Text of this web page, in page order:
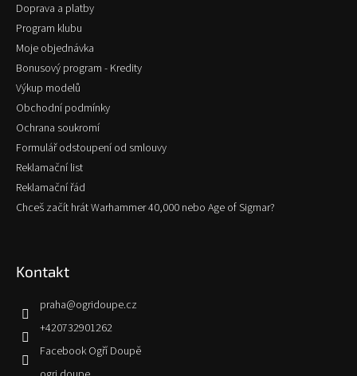
Doprava a platby
Program klubu
Moje objednávka
Bonusový program - Kredity
Výkup modelů
Obchodní podmínky
Ochrana soukromí
Formulář odstoupení od smlouvy
Reklamační list
Reklamační řád
Chceš začít hrát Warhammer 40,000 nebo Age of Sigmar?
Kontakt
praha@ogridoupe.cz
+420732901262
Facebook Ogří Doupě